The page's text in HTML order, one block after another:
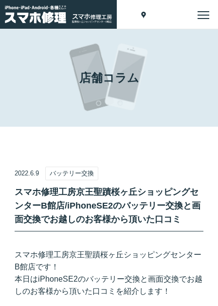
店舗コラム
2022.6.9 バッテリー交換
スマホ修理工房京王聖蹟桜ヶ丘ショッピングセ
ンターB館店/iPhoneSE2のバッテリー交換と画
面交換でお越しのお客様から頂いた口コミ
スマホ修理工房京王聖蹟桜ヶ丘ショッピングセンター
B館店です！
本日はiPhoneSE2のバッテリー交換と画面交換でお越
しのお客様から頂いた口コミを紹介します！